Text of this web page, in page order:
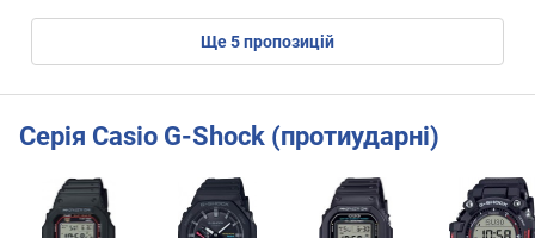
ще5пропозицій
Серія Casio G-Shock (протиударні)